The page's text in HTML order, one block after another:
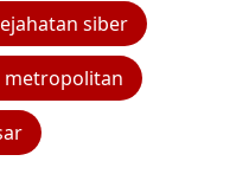
siber
metropolitan